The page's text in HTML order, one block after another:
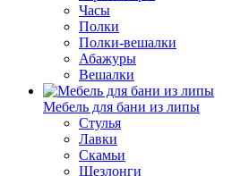
Часы
Полки
Полки-вешалки
Абажуры
Вешалки
Мебель для бани из липы
Стулья
Лавки
Скамьи
Шезлонги